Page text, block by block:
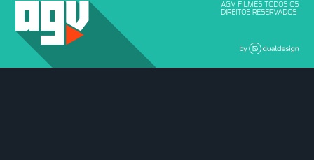
AGV FILMES TODOS OS
DIREITOS RESERVADOS